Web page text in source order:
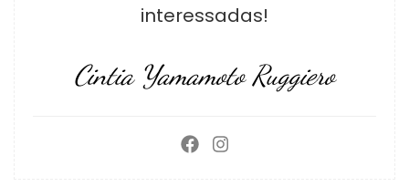
interessadas!
Cintia Yamamoto Ruggiero